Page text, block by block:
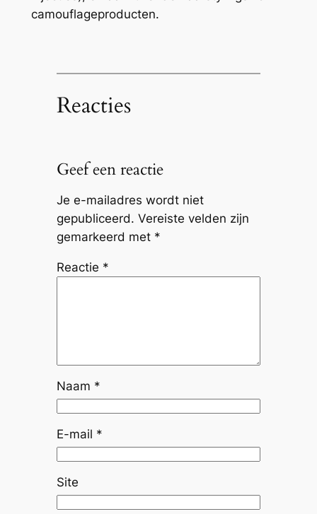
camouflageproducten.
Reacties
Geef een reactie
Je e-mailadres wordt niet
gepubliceerd. Vereiste velden zijn
gemarkeerd met *
Reactie *
Naam *
E-mail *
Site